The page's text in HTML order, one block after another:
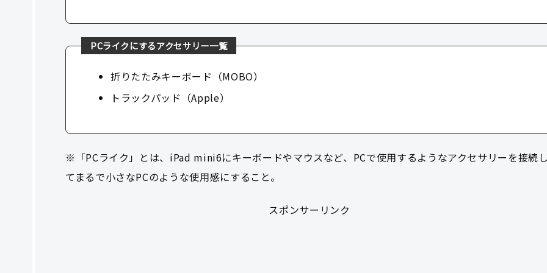
PCライクにするアクセサリー一覧
折りたたみキーボード（MOBO）
トラックパッド（Apple）
※「PCライク」とは、iPad mini6にキーボードやマウスなど、PCで使用するようなアクセサリーを接続
てまるで小さなPCのような使用感にすること。
スポンサーリンク